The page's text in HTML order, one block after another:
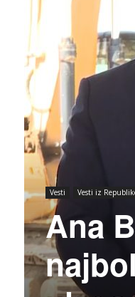
Vesti Vesti iz
Ana